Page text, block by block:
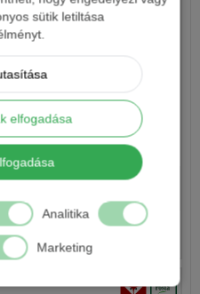
sütik letiltása
elfogadása
Analitika
Marketing
TÁVDOBÓ KOSÁR